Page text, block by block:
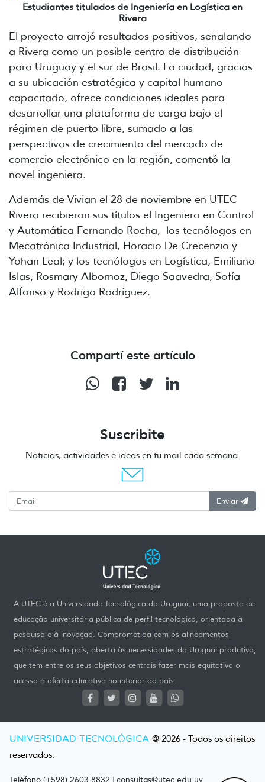
Estudiantes titulados de Ingeniería en Logística en
Rivera
El proyecto arrojó resultados positivos, señalando
a Rivera como un posible centro de distribución
para Uruguay y el sur de Brasil. La ciudad, gracias
a su ubicación estratégica y capital humano
capacitado, ofrece condiciones ideales para
desarrollar una plataforma de carga bajo el
régimen de puerto libre, sumado a las
perspectivas de crecimiento del mercado de
comercio electrónico en la región, comentó la
novel ingeniera.
Además de Vivian el 28 de noviembre en UTEC
Rivera recibieron sus títulos el Ingeniero en Control
y Automática Fernando Rocha, los tecnólogos en
Mecatrónica Industrial, Horacio De Crecenzio y
Yohan Leal; y los tecnólogos en Logística, Emiliano
Islas, Rosmary Albornoz, Diego Saavedra, Sofía
Alfonso y Rodrigo Rodríguez.
Compartí este artículo
Suscribite
Noticias, actividades e ideas en tu mail cada semana.
Enviar
A UTEC é a Universidade Tecnológica do Uruguai, uma proposta de
educação universitária pública de perfil tecnológico, orientada à
pesquisa e à inovação. Comprometida com os alineamentos
estratégicos do país, aberta às necessidades do Uruguai produtivo,
que tem entre os seus objetivos centrais fazer mais equitativo o
acesso à oferta educativa no interior do país.
UNIVERSIDAD TECNOLÓGICA @ 2026 - Todos os direitos
reservados.
Teléfono (+598) 2603 8832 | consultas@utec.edu.uy